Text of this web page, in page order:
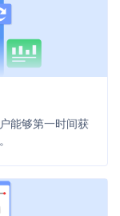
能够第一时间获